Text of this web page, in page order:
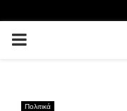
PRIMARY
Πολιτικά